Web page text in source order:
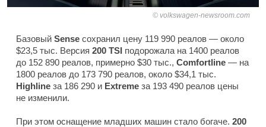
volkswagen-newsroom.com
Базовый Sense сохранил цену 119 990 реалов — около
$23,5 тыс. Версия 200 TSI подорожала на 1400 реалов
до 152 890 реалов, примерно $30 тыс., Comfortline — на
1800 реалов до 173 790 реалов, около $34,1 тыс.
Highline за 186 290 и Extreme за 193 490 реалов цены
не изменили.
При этом оснащение младших машин стало богаче. 200